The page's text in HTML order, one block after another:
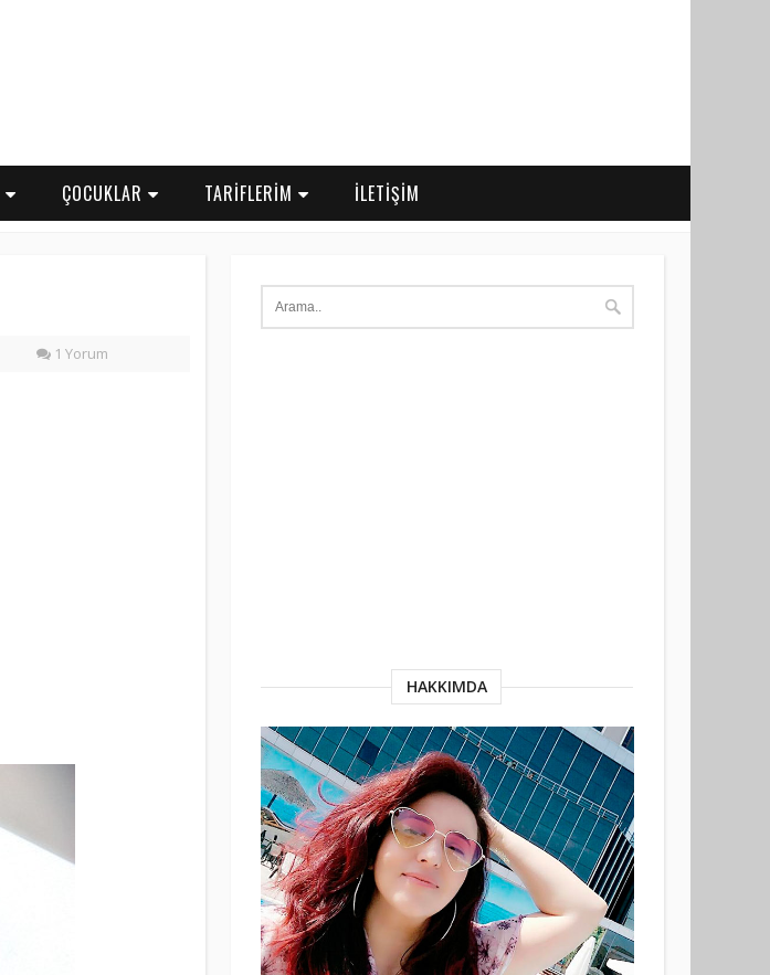
ÇOCUKLAR TARİFLERİM İLETİŞİM
1 Yorum
HAKKIMDA